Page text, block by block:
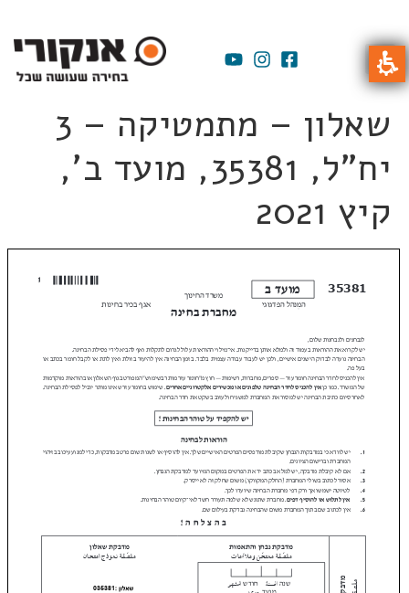
שאלון – מתמטיקה – 3
יח"ל, 35381, מועד ב',
קיץ 2021